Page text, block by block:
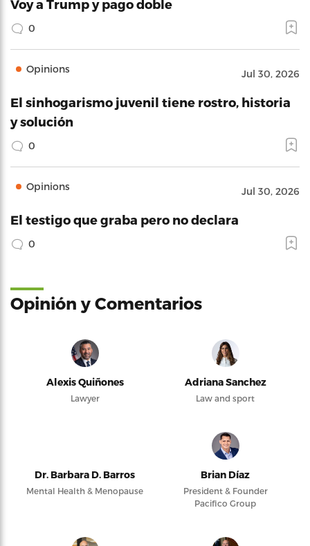
Voy a Trump y pago doble
0
Opinions Jul 30, 2026
El sinhogarismo juvenil tiene rostro, historia
y solución
0
Opinions Jul 30, 2026
El testigo que graba pero no declara
0
Opinión y Comentarios
Alexis Quiñones
Lawyer
Adriana Sanchez
Law and sport
Dr. Barbara D. Barros
Mental Health & Menopause
Brian Díaz
President & Founder
Pacifico Group